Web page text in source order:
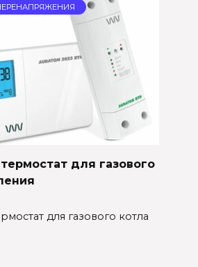
для газового
для газового котла